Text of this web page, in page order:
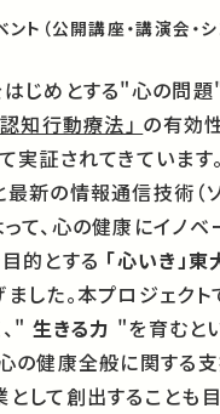
ト（公開講座・講演会・
はじめとする"心の問
認知行動療法」 の有効
実証されてきています
新の情報通信技術（
て、心の健康にイノベ
的とする 「心いき」
した。本プロジェク
" 生きる力 "を育むと
の健康全般に関する
して創出することも目